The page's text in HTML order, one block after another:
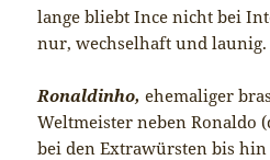
lange bliebt Ince nicht bei
nur, wechselhaft und launig.
Ronaldinho,ehemaliger
Weltmeister neben Ronaldo
bei den Extrawürsten bis